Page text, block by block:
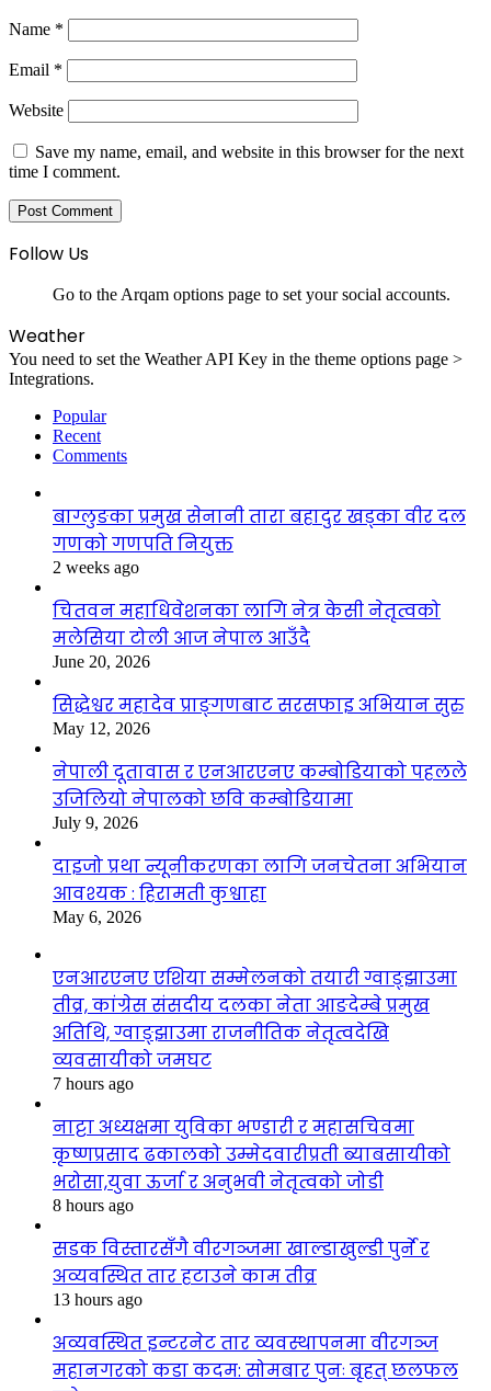
Name *
Email *
Website
Save my name, email, and website in this browser for the next
time I comment.
Follow Us
Go to the Arqam options page to set your social accounts.
Weather
You need to set the Weather API Key in the theme options page >
Integrations.
Popular
Recent
Comments
बाग्लुङका प्रमुख सेनानी तारा बहादुर खड्का वीर दल
गणको गणपति नियुक्त
2 weeks ago
चितवन महाधिवेशनका लागि नेत्र केसी नेतृत्वको
मलेसिया टोली आज नेपाल आउँदै
June 20, 2026
सिद्धेश्वर महादेव प्राङ्गणबाट सरसफाइ अभियान सुरु
May 12, 2026
नेपाली दूतावास र एनआरएनए कम्बोडियाको पहलले
उजिलियो नेपालको छवि कम्बोडियामा
July 9, 2026
दाइजो प्रथा न्यूनीकरणका लागि जनचेतना अभियान
आवश्यक : हिरामती कुश्वाहा
May 6, 2026
एनआरएनए एशिया सम्मेलनको तयारी ग्वाङ्झाउमा
तीव्र, कांग्रेस संसदीय दलका नेता आङदेम्बे प्रमुख
अतिथि, ग्वाङ्झाउमा राजनीतिक नेतृत्वदेखि
व्यवसायीको जमघट
7 hours ago
नाट्टा अध्यक्षमा युविका भण्डारी र महासचिवमा
कृष्णप्रसाद ढकालको उम्मेदवारीप्रती ब्याबसायीको
भरोसा,युवा ऊर्जा र अनुभवी नेतृत्वको जोडी
8 hours ago
सडक विस्तारसँगै वीरगञ्जमा खाल्डाखुल्डी पुर्ने र
अव्यवस्थित तार हटाउने काम तीव्र
13 hours ago
अव्यवस्थित इन्टरनेट तार व्यवस्थापनमा वीरगञ्ज
महानगरको कडा कदम: सोमबार पुनः बृहत् छलफल